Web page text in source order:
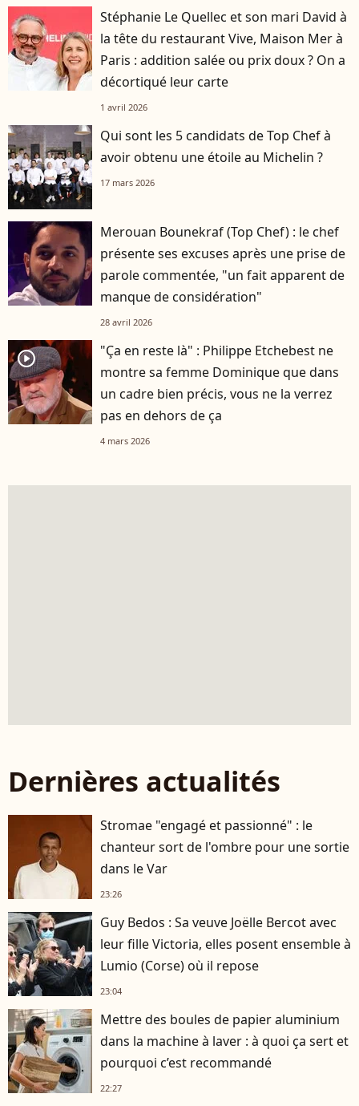
Stéphanie Le Quellec et son mari David à
la tête du restaurant Vive, Maison Mer à
Paris : addition salée ou prix doux ? On a
décortiqué leur carte
1 avril 2026
Qui sont les 5 candidats de Top Chef à
avoir obtenu une étoile au Michelin ?
17 mars 2026
Merouan Bounekraf (Top Chef) : le chef
présente ses excuses après une prise de
parole commentée, "un fait apparent de
manque de considération"
28 avril 2026
player2
"Ça en reste là" : Philippe Etchebest ne
montre sa femme Dominique que dans
un cadre bien précis, vous ne la verrez
pas en dehors de ça
4 mars 2026
Dernières actualités
Stromae "engagé et passionné" : le
chanteur sort de l'ombre pour une sortie
dans le Var
23:26
Guy Bedos : Sa veuve Joëlle Bercot avec
leur fille Victoria, elles posent ensemble à
Lumio (Corse) où il repose
23:04
Mettre des boules de papier aluminium
dans la machine à laver : à quoi ça sert et
pourquoi c’est recommandé
22:27